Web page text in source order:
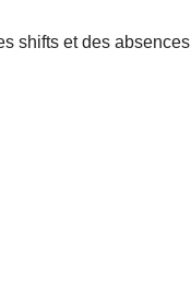
shifts et des absences